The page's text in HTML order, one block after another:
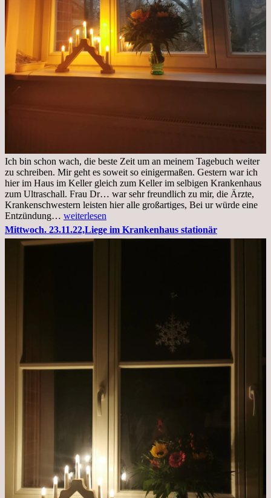
Ich bin schon wach, die beste Zeit um an meinem Tagebuch weiter
zu schreiben. Mir geht es soweit so einigermaßen. Gestern war ich
hier im Haus im Keller gleich zum Keller im selbigen Krankenhaus
zum Ultraschall. Frau Dr… war sehr freundlich zu mir, die Ärzte,
Krankenschwestern leisten hier alle großartiges, Bei ur würde eine
Entzündung… Freitag,
25.11.2022
Kleines
weiterlesen
Mittwoch. 23.11.22,Liege im Krankenhaus stationär